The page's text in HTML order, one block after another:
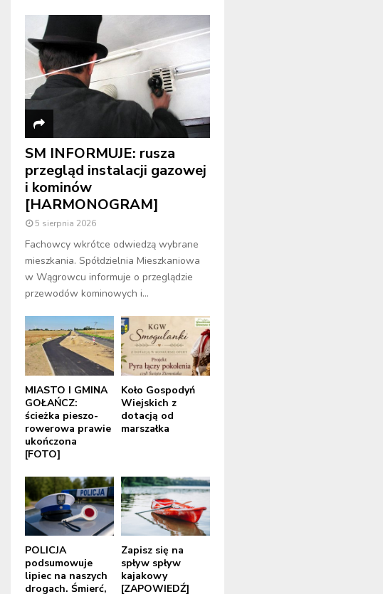
SM INFORMUJE: rusza
przegląd instalacji gazowej
i kominów
[HARMONOGRAM]
5 sierpnia 2026
Fachowcy wkrótce odwiedzą wybrane
mieszkania. Spółdzielnia Mieszkaniowa
w Wągrowcu informuje o przeglądzie
przewodów kominowych i...
MIASTO I GMINA
GOŁAŃCZ:
ścieżka pieszo-
rowerowa prawie
ukończona
[FOTO]
Koło Gospodyń
Wiejskich z
dotacją od
marszałka
POLICJA
podsumowuje
lipiec na naszych
drogach. Śmierć,
Zapisz się na
spływ spływ
kajakowy
[ZAPOWIEDŹ]